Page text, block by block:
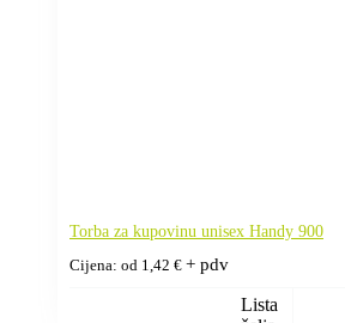
Torba za kupovinu unisex Handy 900
Cijena: od 1,42 € + pdv
Lista